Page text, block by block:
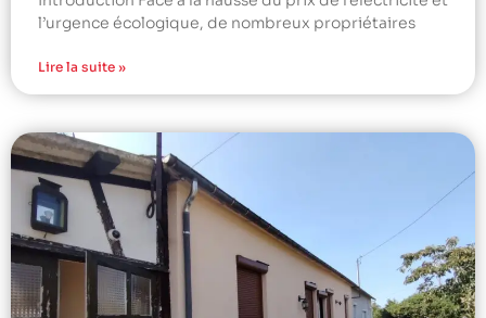
l’urgence écologique, de nombreux propriétaires
Lire la suite »